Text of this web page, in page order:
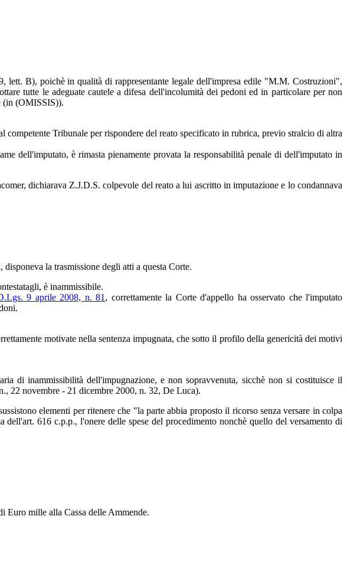
lett. B), poichè in qualità di rappresentante legale dell'impresa edile "M.M. Costruzioni",
tutte le adeguate cautele a difesa dell'incolumità dei pedoni ed in particolare per non
(in (OMISSIS)).
Tribunale per rispondere del reato specificato in rubrica, previo stralcio di altra
dell'imputato, è rimasta pienamente provata la responsabilità penale di dell'imputato in
dichiarava Z.J.D.S. colpevole del reato a lui ascritto in imputazione e lo condannava
la trasmissione degli atti a questa Corte.
è inammissibile.
9 aprile 2008, n. 81 , correttamente la Corte d'appello ha osservato che l'imputato
motivate nella sentenza impugnata, che sotto il profilo della genericità dei motivi
di inammissibilità dell'impugnazione, e non sopravvenuta, sicchè non si costituisce il
22 novembre - 21 dicembre 2000, n. 32, De Luca).
elementi per ritenere che "la parte abbia proposto il ricorso senza versare in colpa
616 c.p.p., l'onere delle spese del procedimento nonchè quello del versamento di
Euro mille alla Cassa delle Ammende.